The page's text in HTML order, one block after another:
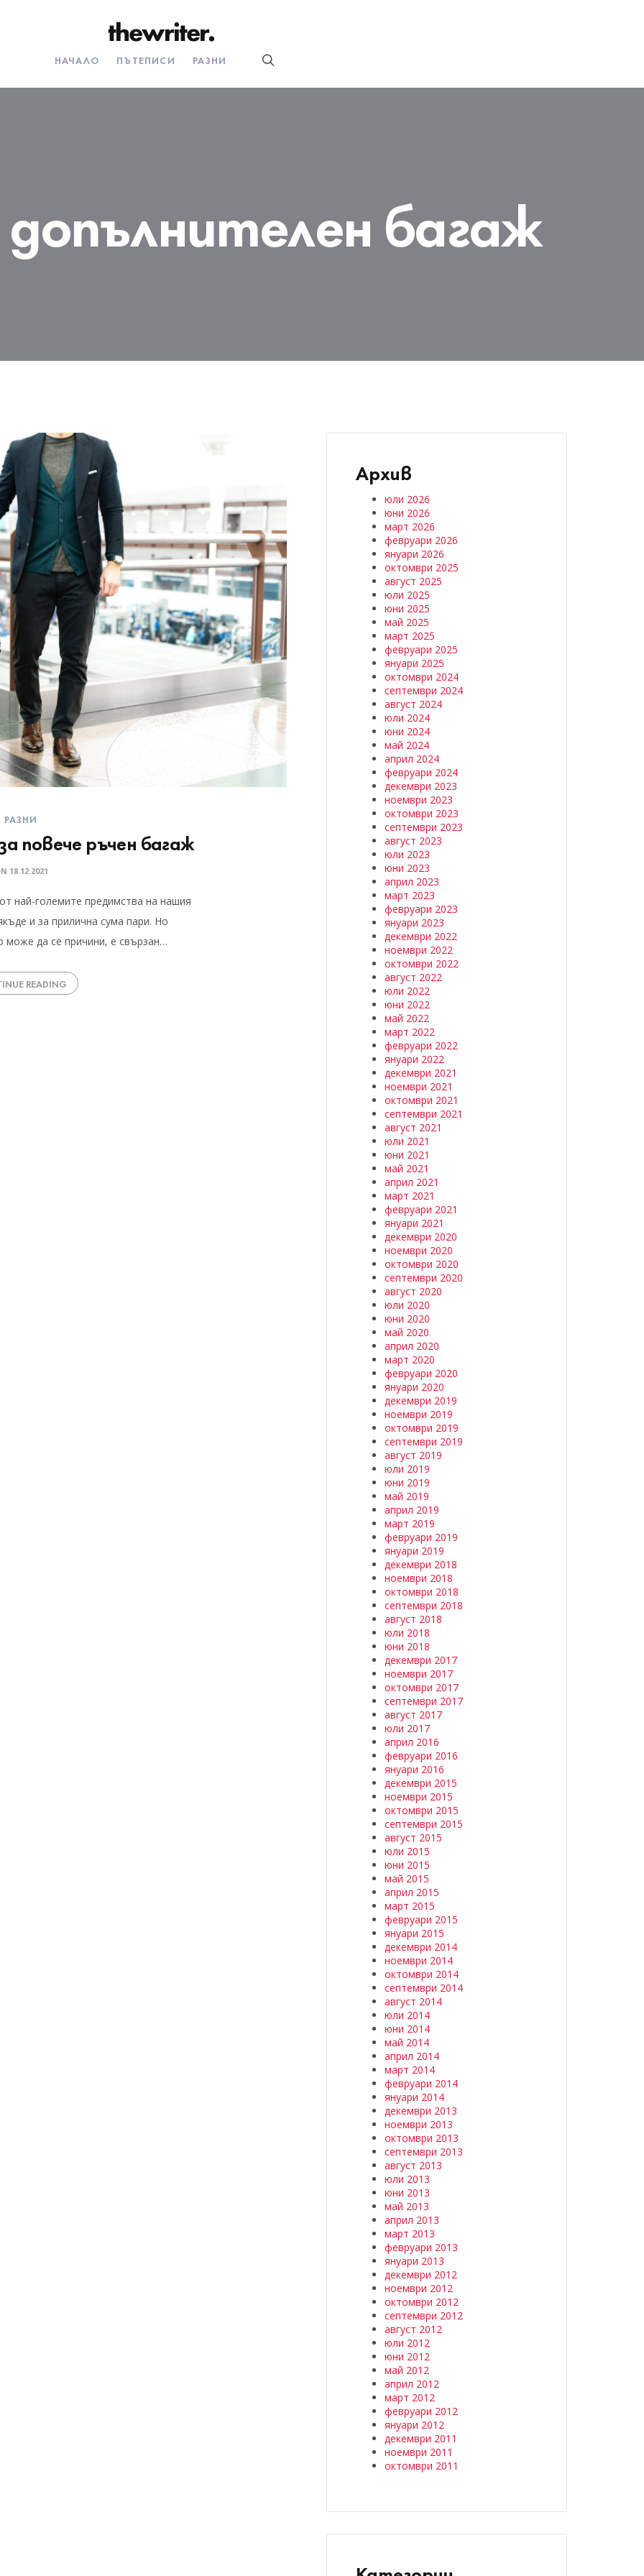
НАЧАЛО ПЪТЕПИСИ РАЗНИ
допълнителен багаж
РАЗНИ
повече ръчен багаж
18.12.2021
най-големите предимства на нашия
и за прилична сума пари. Но
може да се причини, е свързан…
READING
Архив
юли 2026
юни 2026
март 2026
февруари 2026
януари 2026
октомври 2025
август 2025
юли 2025
юни 2025
май 2025
март 2025
февруари 2025
януари 2025
октомври 2024
септември 2024
август 2024
юли 2024
юни 2024
май 2024
април 2024
февруари 2024
декември 2023
ноември 2023
октомври 2023
септември 2023
август 2023
юли 2023
юни 2023
април 2023
март 2023
февруари 2023
януари 2023
декември 2022
ноември 2022
октомври 2022
август 2022
юли 2022
юни 2022
май 2022
март 2022
февруари 2022
януари 2022
декември 2021
ноември 2021
октомври 2021
септември 2021
август 2021
юли 2021
юни 2021
май 2021
април 2021
март 2021
февруари 2021
януари 2021
декември 2020
ноември 2020
октомври 2020
септември 2020
август 2020
юли 2020
юни 2020
май 2020
април 2020
март 2020
февруари 2020
януари 2020
декември 2019
ноември 2019
октомври 2019
септември 2019
август 2019
юли 2019
юни 2019
май 2019
април 2019
март 2019
февруари 2019
януари 2019
декември 2018
ноември 2018
октомври 2018
септември 2018
август 2018
юли 2018
юни 2018
декември 2017
ноември 2017
октомври 2017
септември 2017
август 2017
юли 2017
април 2016
февруари 2016
януари 2016
декември 2015
ноември 2015
октомври 2015
септември 2015
август 2015
юли 2015
юни 2015
май 2015
април 2015
март 2015
февруари 2015
януари 2015
декември 2014
ноември 2014
октомври 2014
септември 2014
август 2014
юли 2014
юни 2014
май 2014
април 2014
март 2014
февруари 2014
януари 2014
декември 2013
ноември 2013
октомври 2013
септември 2013
август 2013
юли 2013
юни 2013
май 2013
април 2013
март 2013
февруари 2013
януари 2013
декември 2012
ноември 2012
октомври 2012
септември 2012
август 2012
юли 2012
юни 2012
май 2012
април 2012
март 2012
февруари 2012
януари 2012
декември 2011
ноември 2011
октомври 2011